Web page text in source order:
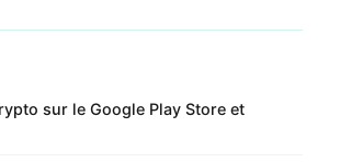
sur le Google Play Store et